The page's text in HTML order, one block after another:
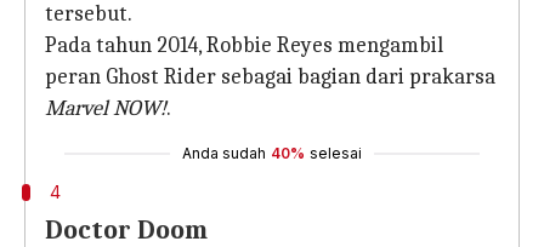
tersebut.
Pada tahun 2014, Robbie Reyes mengambil
peran Ghost Rider sebagai bagian dari prakarsa
Marvel NOW!.
Anda sudah 40% selesai
4
Doctor Doom